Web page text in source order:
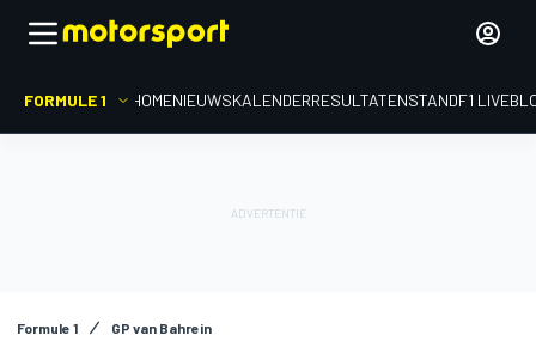
FORMULE 1 HOMENIEUWSKALENDERRESULTATENSTANDF1
Formule 1 GP van Bahrein